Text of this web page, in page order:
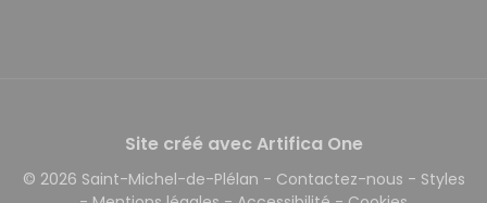
Site créé avec Artifica One
© 2026 Saint-Michel-de-Plélan - Contactez-nous - Styles